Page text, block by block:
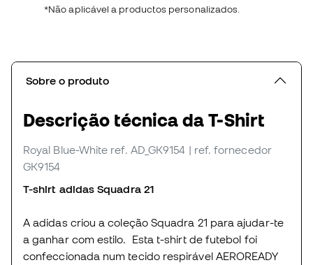
*Não aplicável a productos personalizados.
Sobre o produto
Descrição técnica da T-Shirt
Royal Blue-White ref. AD_GK9154 | ref. fornecedor
GK9154
T-shirt adidas Squadra 21
A adidas criou a coleção Squadra 21 para ajudar-te
a ganhar com estilo. Esta t-shirt de futebol foi
confeccionada num tecido respirável AEROREADY